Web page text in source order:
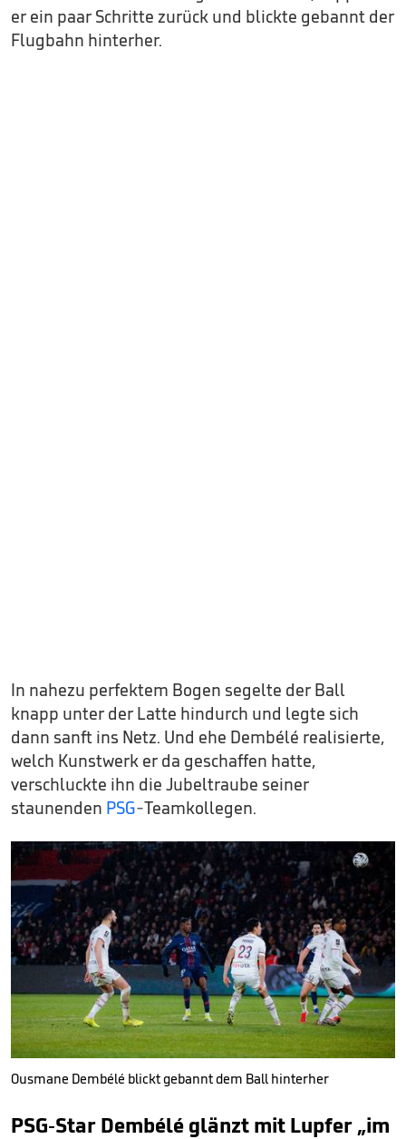
er ein paar Schritte zurück und blickte gebannt der
Flugbahn hinterher.
In nahezu perfektem Bogen segelte der Ball
knapp unter der Latte hindurch und legte sich
dann sanft ins Netz. Und ehe Dembélé realisierte,
welch Kunstwerk er da geschaffen hatte,
verschluckte ihn die Jubeltraube seiner
staunenden PSG-Teamkollegen.
Ousmane Dembélé blickt gebannt dem Ball hinterher
PSG-Star Dembélé glänzt mit Lupfer „im